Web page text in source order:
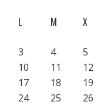
L M X
3
4 5
10
11 12
17
18 19
24
25 26